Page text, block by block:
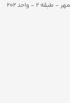
۲ - واحد ۲۰۲